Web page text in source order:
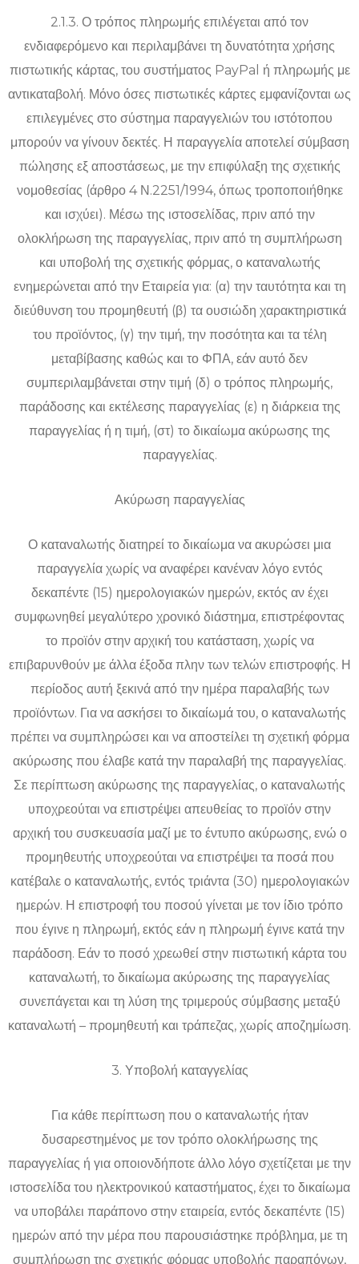
2.1.3. Ο τρόπος πληρωμής επιλέγεται από τον
ενδιαφερόμενο και περιλαμβάνει τη δυνατότητα χρήσης
πιστωτικής κάρτας, του συστήματος PayPal ή πληρωμής με
αντικαταβολή. Μόνο όσες πιστωτικές κάρτες εμφανίζονται ως
επιλεγμένες στο σύστημα παραγγελιών του ιστότοπου
μπορούν να γίνουν δεκτές. Η παραγγελία αποτελεί σύμβαση
πώλησης εξ αποστάσεως, με την επιφύλαξη της σχετικής
νομοθεσίας (άρθρο 4 Ν.2251/1994, όπως τροποποιήθηκε
και ισχύει). Μέσω της ιστοσελίδας, πριν από την
ολοκλήρωση της παραγγελίας, πριν από τη συμπλήρωση
και υποβολή της σχετικής φόρμας, ο καταναλωτής
ενημερώνεται από την Εταιρεία για: (α) την ταυτότητα και τη
διεύθυνση του προμηθευτή (β) τα ουσιώδη χαρακτηριστικά
του προϊόντος, (γ) την τιμή, την ποσότητα και τα τέλη
μεταβίβασης καθώς και το ΦΠΑ, εάν αυτό δεν
συμπεριλαμβάνεται στην τιμή (δ) ο τρόπος πληρωμής,
παράδοσης και εκτέλεσης παραγγελίας (ε) η διάρκεια της
παραγγελίας ή η τιμή, (στ) το δικαίωμα ακύρωσης της
παραγγελίας.
Ακύρωση παραγγελίας
Ο καταναλωτής διατηρεί το δικαίωμα να ακυρώσει μια
παραγγελία χωρίς να αναφέρει κανέναν λόγο εντός
δεκαπέντε (15) ημερολογιακών ημερών, εκτός αν έχει
συμφωνηθεί μεγαλύτερο χρονικό διάστημα, επιστρέφοντας
το προϊόν στην αρχική του κατάσταση, χωρίς να
επιβαρυνθούν με άλλα έξοδα πλην των τελών επιστροφής. Η
περίοδος αυτή ξεκινά από την ημέρα παραλαβής των
προϊόντων. Για να ασκήσει το δικαίωμά του, ο καταναλωτής
πρέπει να συμπληρώσει και να αποστείλει τη σχετική φόρμα
ακύρωσης που έλαβε κατά την παραλαβή της παραγγελίας.
Σε περίπτωση ακύρωσης της παραγγελίας, ο καταναλωτής
υποχρεούται να επιστρέψει απευθείας το προϊόν στην
αρχική του συσκευασία μαζί με το έντυπο ακύρωσης, ενώ ο
προμηθευτής υποχρεούται να επιστρέψει τα ποσά που
κατέβαλε ο καταναλωτής, εντός τριάντα (30) ημερολογιακών
ημερών. Η επιστροφή του ποσού γίνεται με τον ίδιο τρόπο
που έγινε η πληρωμή, εκτός εάν η πληρωμή έγινε κατά την
παράδοση. Εάν το ποσό χρεωθεί στην πιστωτική κάρτα του
καταναλωτή, το δικαίωμα ακύρωσης της παραγγελίας
συνεπάγεται και τη λύση της τριμερούς σύμβασης μεταξύ
καταναλωτή – προμηθευτή και τράπεζας, χωρίς αποζημίωση.
3. Υποβολή καταγγελίας
Για κάθε περίπτωση που ο καταναλωτής ήταν
δυσαρεστημένος με τον τρόπο ολοκλήρωσης της
παραγγελίας ή για οποιονδήποτε άλλο λόγο σχετίζεται με την
ιστοσελίδα του ηλεκτρονικού καταστήματος, έχει το δικαίωμα
να υποβάλει παράπονο στην εταιρεία, εντός δεκαπέντε (15)
ημερών από την μέρα που παρουσιάστηκε πρόβλημα, με τη
συμπλήρωση της σχετικής φόρμας υποβολής παραπόνων,